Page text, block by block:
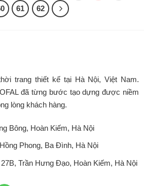
61 62
trang thiết kế tại Hà Nội, Việt Nam.
đã từng bước tạo dựng được niềm
lòng khách hàng.
Bông, Hoàn Kiếm, Hà Nội
Phong, Ba Đình, Hà Nội
Trần Hưng Đạo, Hoàn Kiếm, Hà Nội